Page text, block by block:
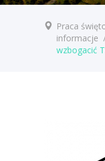
Praca
informacje
wzbogacić